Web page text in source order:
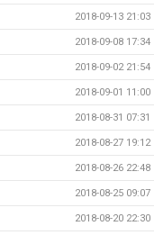
2018-09-13 21:03
2018-09-08 17:34
2018-09-02 21:54
2018-09-01 11:00
2018-08-31 07:31
2018-08-27 19:12
2018-08-26 22:48
2018-08-25 09:07
2018-08-20 22:30